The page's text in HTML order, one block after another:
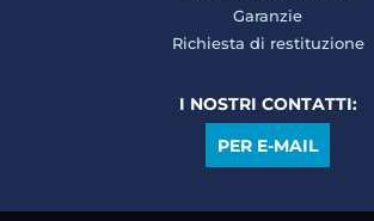
Garanzie
Richiesta di restituzione
I NOSTRI CONTATTI:
PER E-MAIL